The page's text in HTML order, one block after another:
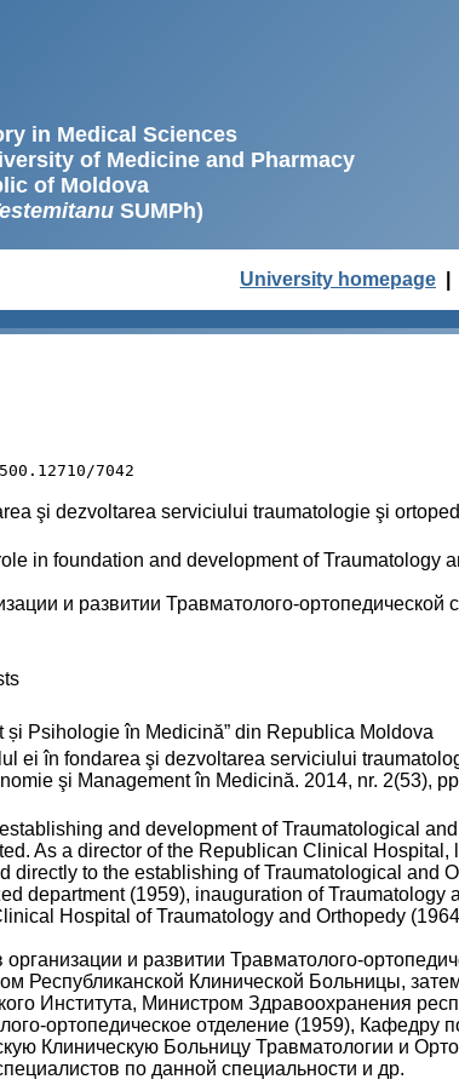
in Medical Sciences
of Medicine and Pharmacy
of Moldova
SUMPh)
University homepage
7042
şi dezvoltarea serviciului traumatologie şi
in foundation and development of Traumatology
и развитии Травматолого-ортопедической
Psihologie în Medicină” din Republica Moldova
ei în fondarea şi dezvoltarea serviciului
şi Management în Medicină. 2014, nr. 2(53),
and development of Traumatological and
As a director of the Republican Clinical Hospital,
directly to the establishing of Traumatological and
department (1959), inauguration of Traumatology
Hospital of Traumatology and Orthopedy
и развитии Травматолого-
Республиканской Клинической Больницы,
Института, Министром Здравоохранения
ортопедическое отделение (1959), Кафедру
Клиническую Больницу Травматологии и
по данной специальности и др.